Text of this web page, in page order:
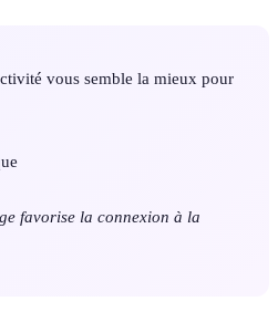
vous semble la mieux pour
favorise la connexion à la